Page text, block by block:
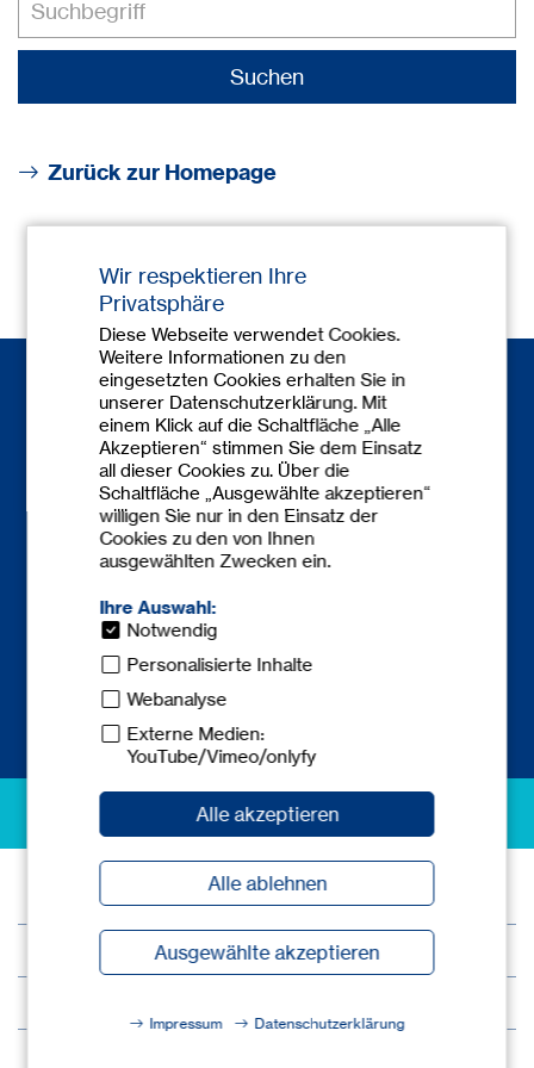
Zurück zur Homepage
Kontakt
Telefon:+49 6841 77780-0
Telefax: +49 6841 77780-59
excellence in safety
© 2026 tec.nicum
Impressum
Wir respektieren Ihre
Privatsphäre
Diese Webseite verwendet Cookies.
Weitere Informationen zu den
eingesetzten Cookies erhalten Sie in
unserer Datenschutzerklärung. Mit
einem Klick auf die Schaltfläche „Alle
Akzeptieren“ stimmen Sie dem Einsatz
all dieser Cookies zu. Über die
Schaltfläche „Ausgewählte akzeptieren“
willigen Sie nur in den Einsatz der
Cookies zu den von Ihnen
ausgewählten Zwecken ein.
Ihre Auswahl:
Notwendig
Personalisierte Inhalte
Webanalyse
Externe Medien:
YouTube/Vimeo/onlyfy
Alle akzeptieren
Alle ablehnen
Ausgewählte akzeptieren
Impressum Datenschutzerklärung